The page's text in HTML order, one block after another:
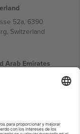
52a, 6390
Switzerland
Arab Emirates
Silicon Oasis, DDP
A1, Office 302, Dubai,